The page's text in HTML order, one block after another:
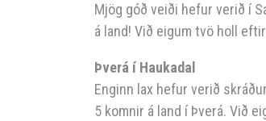
Mjög góð veiði hefur verið í
á land! Við eigum tvö holl
Þverá í Haukadal
Enginn lax hefur verið
5 komnir á land í Þverá. Við